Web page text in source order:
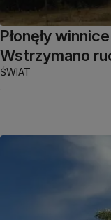
Płonęły
Wstrzymano
ŚWIAT